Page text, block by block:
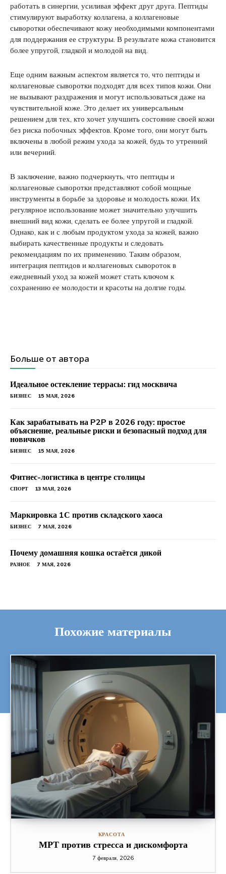
работать в синергии, усиливая эффект друг друга. Пептиды
стимулируют выработку коллагена, а коллагеновые
сыворотки обеспечивают кожу необходимыми компонентами
для поддержания ее структуры. В результате кожа становится
более упругой, гладкой и молодой на вид.
Еще одним важным аспектом является то, что пептиды и
коллагеновые сыворотки подходят для всех типов кожи. Они
не вызывают раздражения и могут использоваться даже на
чувствительной коже. Это делает их универсальным
решением для тех, кто хочет улучшить состояние своей кожи
без риска побочных эффектов. Кроме того, они могут быть
включены в любой режим ухода за кожей, будь то утренний
или вечерний.
В заключение, важно подчеркнуть, что пептиды и
коллагеновые сыворотки представляют собой мощные
инструменты в борьбе за здоровье и молодость кожи. Их
регулярное использование может значительно улучшить
внешний вид кожи, сделать ее более упругой и гладкой.
Однако, как и с любым продуктом ухода за кожей, важно
выбирать качественные продукты и следовать
рекомендациям по их применению. Таким образом,
интеграция пептидов и коллагеновых сывороток в
ежедневный уход за кожей может стать ключом к
сохранению ее молодости и красоты на долгие годы.
Больше от автора
Идеальное остекление террасы: гид москвича
БИЗНЕС 15 МАЯ, 2026
Как зарабатывать на P2P в 2026 году: простое
объяснение, реальные риски и безопасный подход для
новичков
БИЗНЕС 15 МАЯ, 2026
Фитнес-логистика в центре столицы
СПОРТ 13 МАЯ, 2026
Маркировка 1С против складского хаоса
БИЗНЕС 7 МАЯ, 2026
Почему домашняя кошка остаётся дикой
РАЗНОЕ 7 МАЯ, 2026
Похожие материалы
КРАСОТА
МРТ против стресса и дискомфорта
7 февраля, 2026